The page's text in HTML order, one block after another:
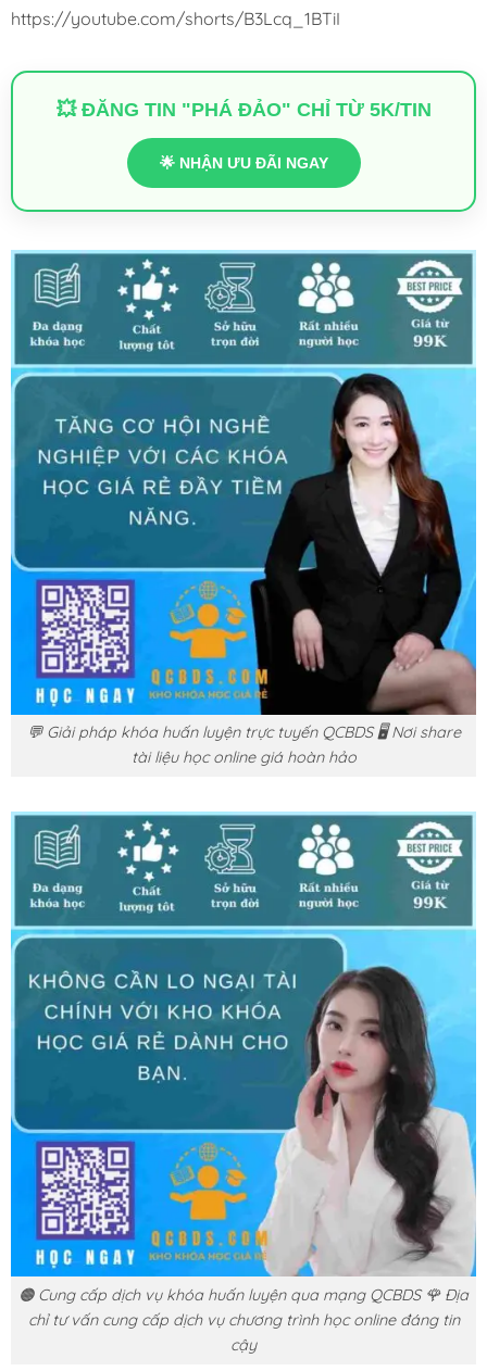
https://youtube.com/shorts/B3Lcq_1BTiI
💥 ĐĂNG TIN "PHÁ ĐẢO" CHỈ TỪ 5K/TIN
🌟 NHẬN ƯU ĐÃI NGAY
💬 Giải pháp khóa huấn luyện trực tuyến QCBDS 🖥️ Nơi share
tài liệu học online giá hoàn hảo
🟠 Cung cấp dịch vụ khóa huấn luyện qua mạng QCBDS 🌹 Địa
chỉ tư vấn cung cấp dịch vụ chương trình học online đáng tin
cậy